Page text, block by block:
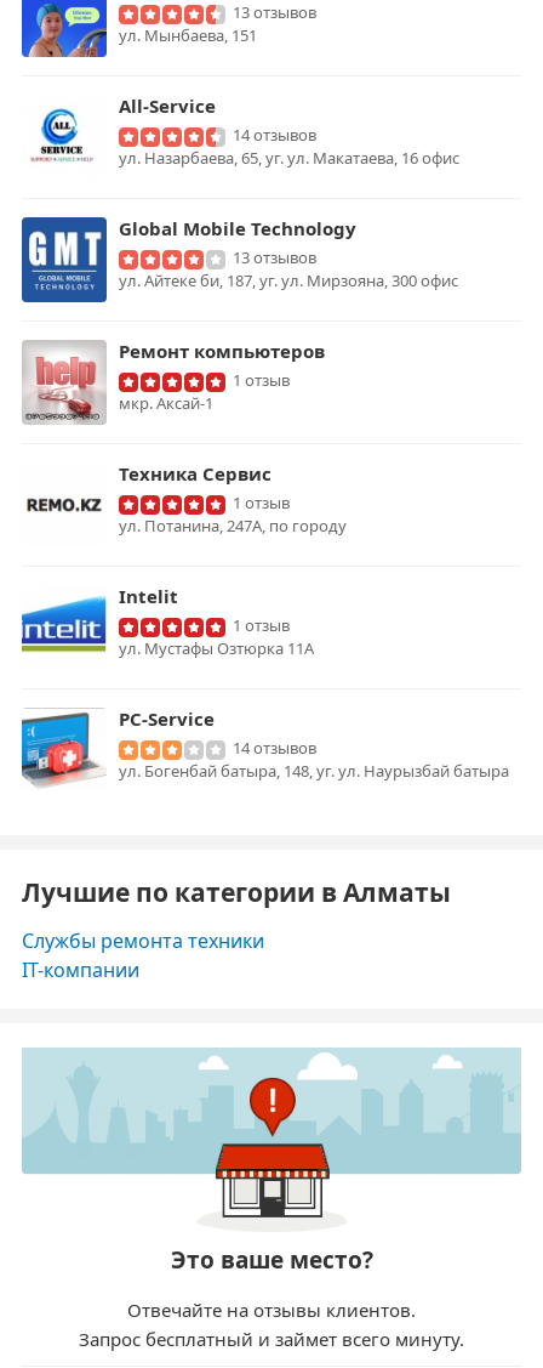
13 отзывов
ул. Мынбаева, 151
All-Service
14 отзывов
ул. Назарбаева, 65, уг. ул. Макатаева, 16 офис
Global Mobile Technology
13 отзывов
ул. Айтеке би, 187, уг. ул. Мирзояна, 300 офис
Ремонт компьютеров
1 отзыв
мкр. Аксай-1
Техника Сервис
1 отзыв
ул. Потанина, 247А, по городу
Intelit
1 отзыв
ул. Мустафы Озтюрка 11А
PC-Service
14 отзывов
ул. Богенбай батыра, 148, уг. ул. Наурызбай батыра
Лучшие по категории в Алматы
Службы ремонта техники
IT-компании
Это ваше место?
Отвечайте на отзывы клиентов.
Запрос бесплатный и займет всего минуту.